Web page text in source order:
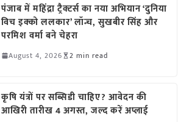
पंजाब में महिंद्रा ट्रैक्टर्स का नया अभियान ‘दुनिया
विच इक्को ललकार’ लॉन्च, सुखबीर सिंह और
परमिश वर्मा बने चेहरा
August 4, 2026 2 min read
कृषि यंत्रों पर सब्सिडी चाहिए? आवेदन की
आखिरी तारीख 4 अगस्त, जल्द करें अप्लाई